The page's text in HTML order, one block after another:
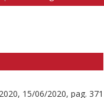
15/06/2020, pag. 371